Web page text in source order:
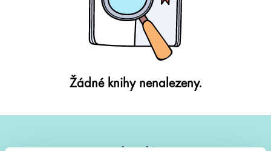
Žádné knihy nenalezeny.